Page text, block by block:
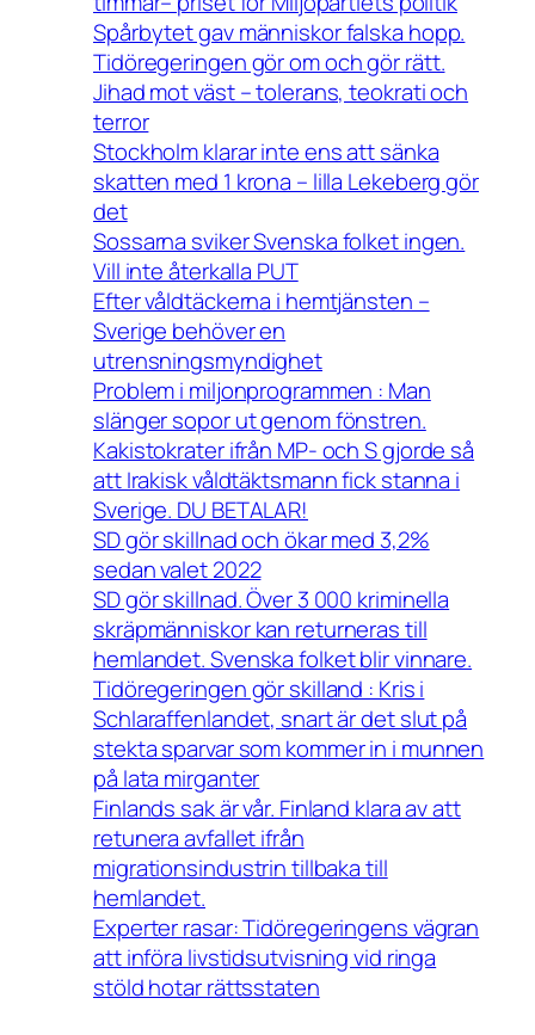
Spårbytet gav människor falska hopp.
Tidöregeringen gör om och gör rätt.
Jihad mot väst – tolerans, teokrati och
terror
Stockholm klarar inte ens att sänka
skatten med 1 krona – lilla Lekeberg gör
det
Sossarna sviker Svenska folket ingen.
Vill inte återkalla PUT
Efter våldtäckerna i hemtjänsten –
Sverige behöver en
utrensningsmyndighet
Problem i miljonprogrammen : Man
slänger sopor ut genom fönstren.
Kakistokrater ifrån MP- och S gjorde så
att Irakisk våldtäktsmann fick stanna i
Sverige. DU BETALAR!
SD gör skillnad och ökar med 3,2%
sedan valet 2022
SD gör skillnad. Över 3 000 kriminella
skräpmänniskor kan returneras till
hemlandet. Svenska folket blir vinnare.
Tidöregeringen gör skilland : Kris i
Schlaraffenlandet, snart är det slut på
stekta sparvar som kommer in i munnen
på lata mirganter
Finlands sak är vår. Finland klara av att
retunera avfallet ifrån
migrationsindustrin tillbaka till
hemlandet.
Experter rasar: Tidöregeringens vägran
att införa livstidsutvisning vid ringa
stöld hotar rättsstaten